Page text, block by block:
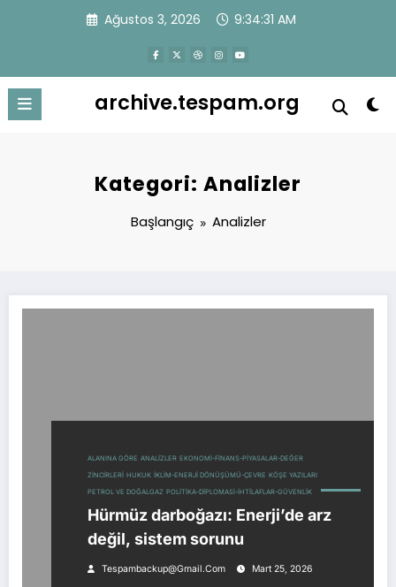
Ağustos 3, 2026 9:34:31 AM
archive.tespam.org
Kategori: Analizler
Başlangıç Analizler
ALANINA GÖRE ANALIZLER EKONOMI-FINANS-PIYASALAR-DEĞER
ZINCIRLERI HUKUK İKLIM-ENERJI DÖNÜŞÜMÜ-ÇEVRE KÖŞE YAZILARI
PETROL VE DOĞALGAZ POLITIKA-DIPLOMASI-İHTILAFLAR-GÜVENLIK
Hürmüz darboğazı: Enerji’de arz
değil, sistem sorunu
Tespambackup@gmail.com Mart 25, 2026